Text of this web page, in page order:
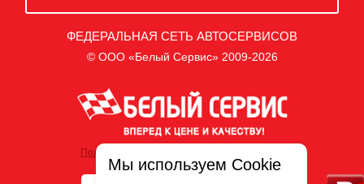
ФЕДЕРАЛЬНАЯ СЕТЬ АВТОСЕРВИСОВ
© ООО «Белый Сервис» 2009-2026
Политика обработки персональных данных
Мы используем Cookie